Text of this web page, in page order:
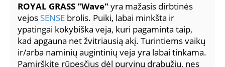
ROYAL GRASS "Wave" yra mažasis dirbtinės
vejos SENSE brolis. Puiki, labai minkšta ir
ypatingai kokybiška veja, kuri pagaminta taip,
kad apgauna net žvitriausią akį. Turintiems vaikų
ir/arba naminių augintinių veja yra labai tinkama.
Pamirškite rūpesčius dėl purvinų drabužių, nes